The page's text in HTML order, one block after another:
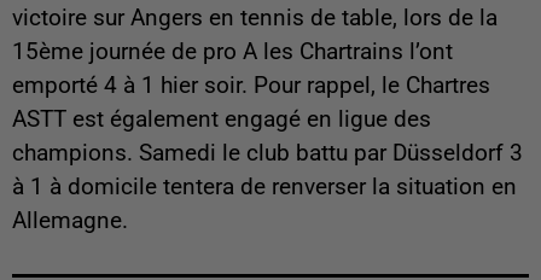
victoire sur Angers en tennis de table, lors de la
15ème journée de pro A les Chartrains l’ont
emporté 4 à 1 hier soir. Pour rappel, le Chartres
ASTT est également engagé en ligue des
champions. Samedi le club battu par Düsseldorf 3
à 1 à domicile tentera de renverser la situation en
Allemagne.